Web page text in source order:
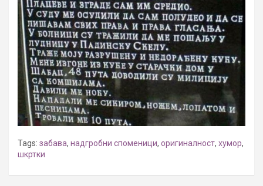
Tags: забава, надгробни споменици, оригиналност, хумор,
шкртки